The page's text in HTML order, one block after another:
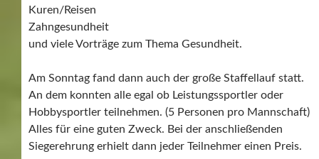
Kuren/Reisen
Zahngesundheit
und viele Vorträge zum Thema Gesundheit.
Am Sonntag fand dann auch der große Staffellauf statt.
An dem konnten alle egal ob Leistungssportler oder
Hobbysportler teilnehmen. (5 Personen pro Mannschaft)
Alles für eine guten Zweck. Bei der anschließenden
Siegerehrung erhielt dann jeder Teilnehmer einen Preis.